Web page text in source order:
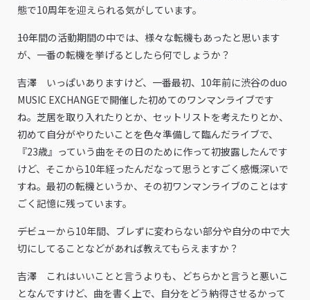
態で10周年を迎えられる気がしています。
――10年間の活動期間の中では、様々な転機もあったと思います
が、一番の転機を挙げるとしたら何でしょうか？
吉澤 いっぱいありますけど、一番最初、10年前に渋谷のduo
MUSIC EXCHANGEで開催した初めてのワンマンライブです
ね。芝居を取り入れたりとか、セットリストを考えたりとか、
初めて自分がやりたいことを色々準備して臨んだライブで、
『23歳』っていう曲をその日のために作って初披露したんです
けど、そこから10年経ったんだなって思うとすごく感慨深いで
すね。最初の転機というか、その初ワンマンライブのことはす
ごく記憶に残っています。
――デビューから10年間、ブレずに変わらない部分や自分の中で大
切にしてることなどがあれば教えてもらえますか？
吉澤 これはいいことと言うよりも、どちらかと言うと悪いこ
となんですけど、曲を書く上で、自分をどう納得させるかって